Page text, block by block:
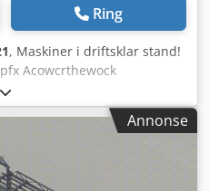
Ring
, Maskiner i driftsklar stand!
Acowcrthewock
Annonse